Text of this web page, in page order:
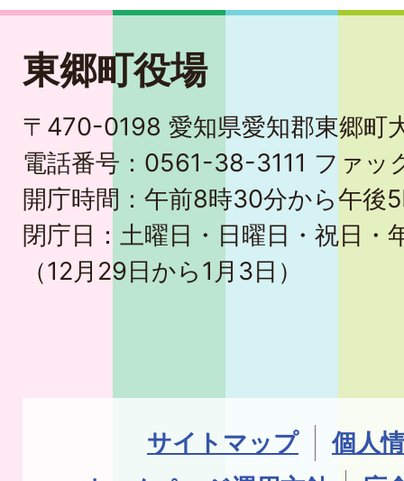
東郷町役場
〒470-0198 愛知県愛知郡東郷町
電話番号：0561-38-3111 ファ
開庁時間：午前8時30分から午後
閉庁日：土曜日・日曜日・祝日・
（12月29日から1月3日）
サイトマップ
個人